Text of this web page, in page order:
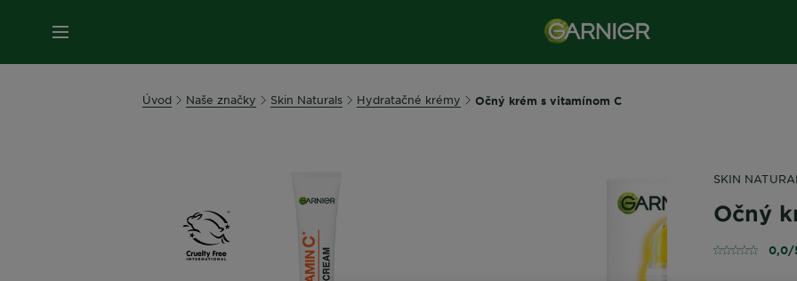
Úvod Naše značky Skin Naturals Hydratačné krémy Očný krém s vitamínom C
SKIN
Očný
0,0/